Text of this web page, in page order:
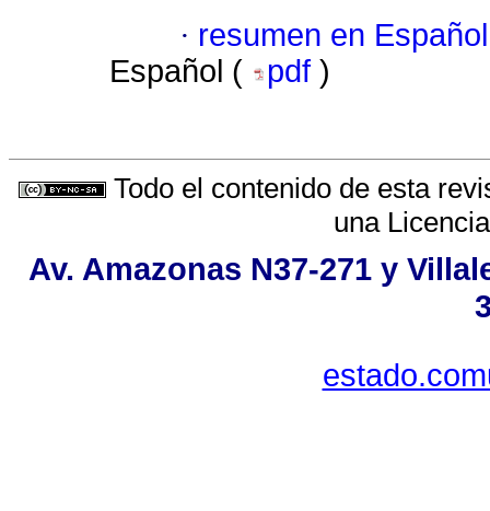
· resumen en Español
Español (
pdf )
Todo el contenido de esta
una
Av. Amazonas N37-271 y